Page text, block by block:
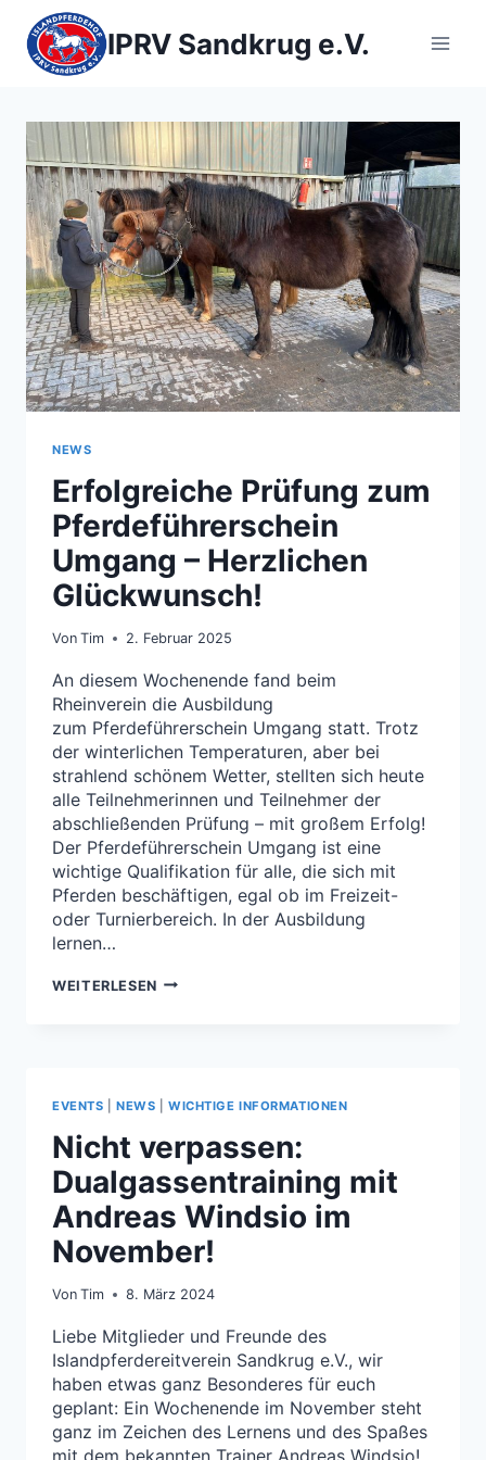
Inhalt
springen
IPRV Sandkrug e.V.
NEWS
Erfolgreiche Prüfung zum
Pferdeführerschein
Umgang – Herzlichen
Glückwunsch!
Von Tim 2. Februar 2025
An diesem Wochenende fand beim
Rheinverein die Ausbildung
zum Pferdeführerschein Umgang statt. Trotz
der winterlichen Temperaturen, aber bei
strahlend schönem Wetter, stellten sich heute
alle Teilnehmerinnen und Teilnehmer der
abschließenden Prüfung – mit großem Erfolg!
Der Pferdeführerschein Umgang ist eine
wichtige Qualifikation für alle, die sich mit
Pferden beschäftigen, egal ob im Freizeit-
oder Turnierbereich. In der Ausbildung
lernen…
WEITERLESEN ERFOLGREICHE
–
GLÜCKWUNSCH!
EVENTS |NEWS WICHTIGE INFORMATIONEN
Nicht verpassen:
Dualgassentraining mit
Andreas Windsio im
November!
Von Tim 8. März 2024
Liebe Mitglieder und Freunde des
Islandpferdereitverein Sandkrug e.V., wir
haben etwas ganz Besonderes für euch
geplant: Ein Wochenende im November steht
ganz im Zeichen des Lernens und des Spaßes
mit dem bekannten Trainer Andreas Windsio!